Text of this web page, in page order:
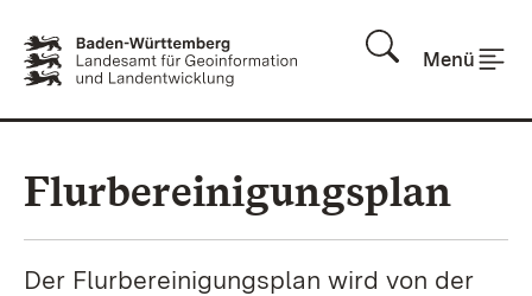
Menü
Flurbereinigungsplan
Der Flurbereinigungsplan wird von der